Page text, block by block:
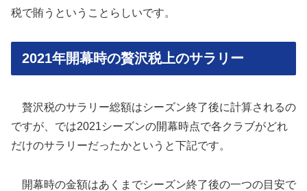
税で賄うということらしいです。
2021年開幕時の贅沢税上のサラリー
贅沢税のサラリー総額はシーズン終了後に計算されるの
ですが、では2021シーズンの開幕時点で各クラブがどれ
だけのサラリーだったかというと下記です。
開幕時の金額はあくまでシーズン終了後の一つの目安で